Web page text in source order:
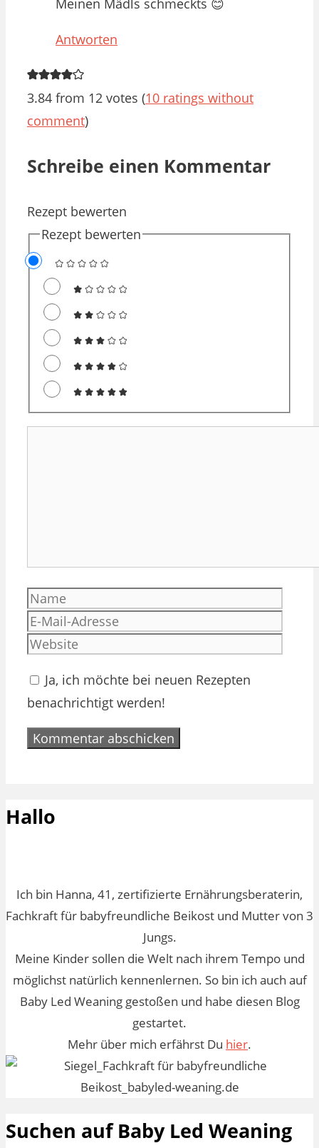
Antworten
3.84 from 12 votes (10 ratings without
comment)
Schreibe einen Kommentar
Rezept bewerten
Rezept bewerten
Name
Ja, ich möchte bei neuen Rezepten
benachrichtigt werden!
Hallo
Ich bin Hanna, 41, zertifizierte Ernährungsberaterin,
Fachkraft für babyfreundliche Beikost und Mutter von 3
Jungs.
Meine Kinder sollen die Welt nach ihrem Tempo und
möglichst natürlich kennenlernen. So bin ich auch auf
Baby Led Weaning gestoßen und habe diesen Blog
gestartet.
Mehr über mich erfährst Du hier.
Suchen auf Baby Led Weaning